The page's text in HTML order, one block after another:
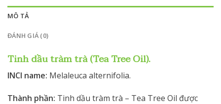
MÔ TẢ
ĐÁNH GIÁ (0)
Tinh dầu tràm trà (Tea Tree Oil).
INCI name: Melaleuca alternifolia.
Thành phần: Tinh dầu tràm trà – Tea Tree Oil được